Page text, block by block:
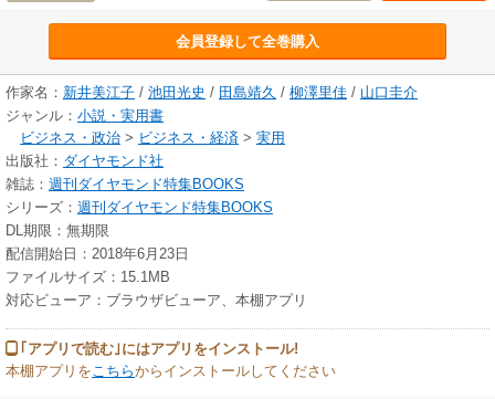
会員登録して全巻購入
作家名： 新井美江子 / 池田光史 / 田島靖久 / 柳澤里佳 / 山口圭介
ジャンル： 小説・実用書
ビジネス・政治 > ビジネス・経済 > 実用
出版社： ダイヤモンド社
雑誌： 週刊ダイヤモンド特集BOOKS
シリーズ： 週刊ダイヤモンド特集BOOKS
DL期限：無期限
配信開始日：2018年6月23日
ファイルサイズ：15.1MB
対応ビューア：ブラウザビューア、本棚アプリ
｢アプリで読む｣にはアプリをインストール!
本棚アプリをこちらからインストールしてください